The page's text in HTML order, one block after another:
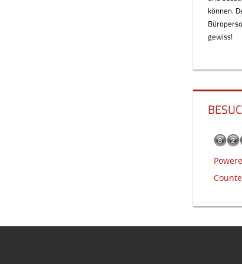
können.
gewiss!